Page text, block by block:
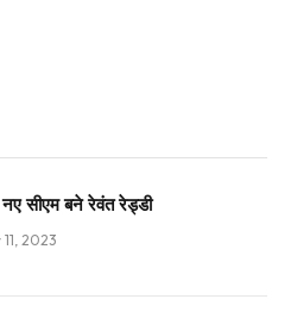
सीएम बने रेवंत रेड्डी
2023